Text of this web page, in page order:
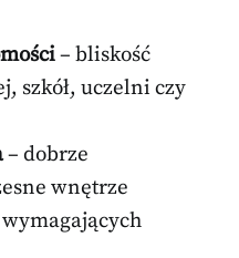
– bliskość
szkół, uczelni czy
– dobrze
wnętrze